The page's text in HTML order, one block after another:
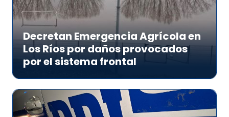
Decretan Emergencia Agrícola en
Los Ríos por daños provocados
por el sistema frontal